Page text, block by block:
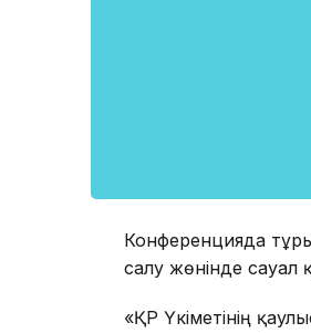
Конференцияда
салу жөнінде сауал
«ҚР Үкіметінің